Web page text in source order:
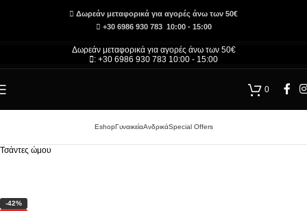
Δωρεάν μεταφορικά για αγορές άνω των 50€
+30 6986 930 783 10:00 - 15:00
Δωρεάν μεταφορικά για αγορές άνω των 50€
: +30 6986 930 783 10:00 - 15:00
0
EshopΓυναικείαΑνδρικάSpecial Offers
Τσάντες ώμου
-42%